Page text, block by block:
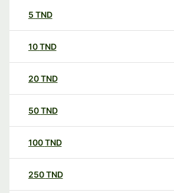
5 TND
10TND
20TND
50TND
100TND
250TND